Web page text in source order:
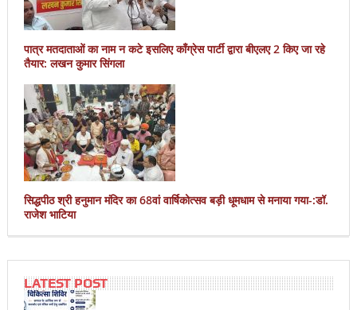
पात्र मतदाताओं का नाम न कटे इसलिए काँग्रेस पार्टी द्वारा बीएलए 2 किए जा रहे
तैयार: लखन कुमार सिंगला
सिद्धपीठ श्री हनुमान मंदिर का 68वां वार्षिकोत्सव बड़ी धूमधाम से मनाया गया-:डॉ.
राजेश भाटिया
LATEST POST